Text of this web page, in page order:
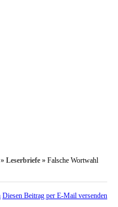
» Leserbriefe » Falsche Wortwahl
Diesen Beitrag per E-Mail versenden